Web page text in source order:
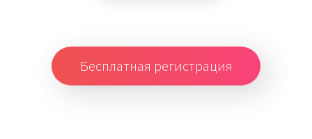
Бесплатная регистрация